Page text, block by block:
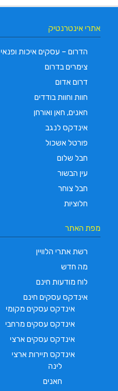
אתרי אינטרנטיק
הדרום – עסקים איכות ופנאי
צימרים בדרום
דרום אדום
חוות וחוות בודדים
חאנים, חאן ואורחן
אינדקס לנגב
פורטל אשכול
חבל שלום
עין הבשור
חבל צוחר
חלוציות
מפת האתר
רשת אתרי הלוויין
מה חדש
לוח מודעות חינם
אינדקס עסקים חינם
אינדקס עסקים מקומי
אינדקס עסקים מרחבי
אינדקס עסקים ארצי
אינדקס תיירות ארצי
לינה
חאנים